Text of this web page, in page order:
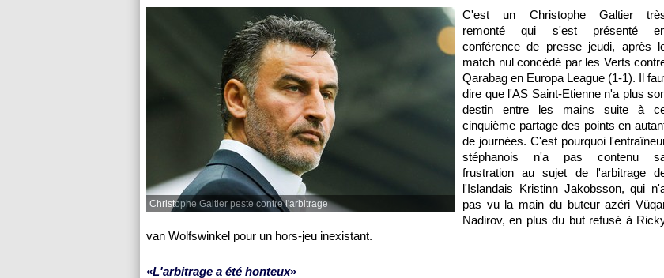
Christophe Galtier peste contre l'arbitrage
C'est un Christophe Galtier
remonté qui s'est présenté
conférence de presse jeudi, après
match nul concédé par les Verts
Qarabag en Europa League (1-1). Il
dire que l'AS Saint-Etienne n'a plus
destin entre les mains suite à
cinquième partage des points en
de journées. C'est pourquoi
stéphanois n'a pas contenu
frustration au sujet de l'arbitrage
l'Islandais Kristinn Jakobsson, qui
pas vu la main du buteur azéri
Nadirov, en plus du but refusé à
van Wolfswinkel pour un hors-jeu inexistant.
«L'arbitrage a été honteux»